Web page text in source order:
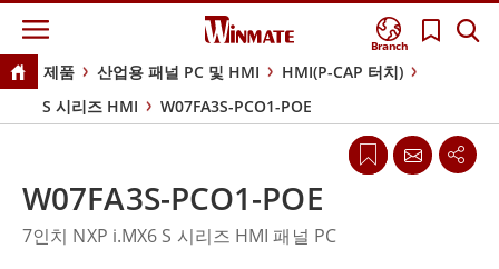
Branch
제품 산업용 패널 PC 및 HMI
HMI(P-CAP 터치)
S 시리즈 HMI
W07FA3S-PCO1-POE
W07FA3S-PCO1-POE
7인치 NXP i.MX6 S 시리즈 HMI 패널 PC